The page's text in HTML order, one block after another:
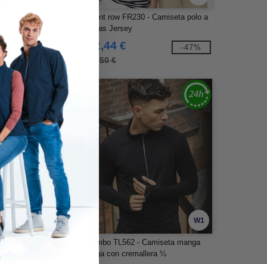
deportiva
-44%
Front row FR230 - Camiseta polo a
rayas Jersey
12,44 €
23,50 €
-47%
W1
LV370 - Camiseta
Para Hombre
W1
Tombo TL562 - Camiseta manga
larga con cremallera ¼